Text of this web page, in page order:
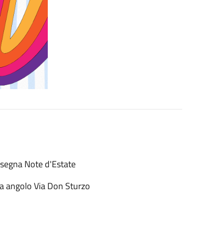
Note d'Estate
angolo Via Don Sturzo